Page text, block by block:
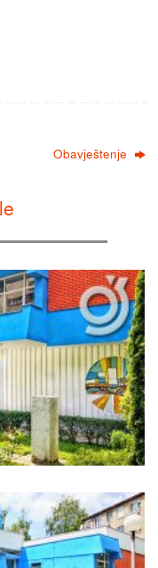
Obavještenje